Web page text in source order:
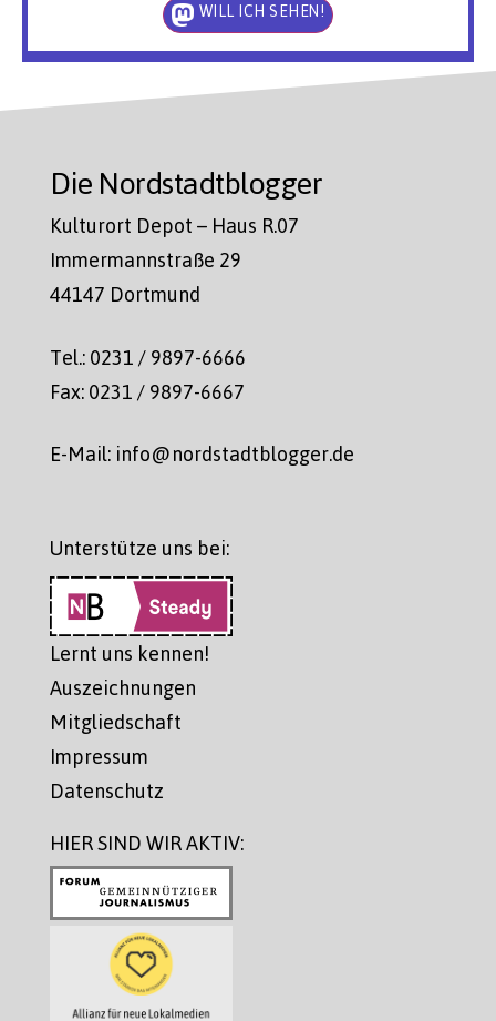
WILL ICH SEHEN!
Die Nordstadtblogger
Kulturort Depot – Haus R.07
Immermannstraße 29
44147 Dortmund
Tel.: 0231 / 9897-6666
Fax: 0231 / 9897-6667
E-Mail: info@nordstadtblogger.de
Unterstütze uns bei:
Lernt uns kennen!
Auszeichnungen
Mitgliedschaft
Impressum
Datenschutz
HIER SIND WIR AKTIV: